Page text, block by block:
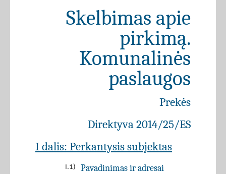
Skelbimas apie
pirkimą.
Komunalinės
paslaugos
Prekės
Direktyva 2014/25/ES
I dalis: Perkantysis subjektas
I.1) Pavadinimas ir adresai